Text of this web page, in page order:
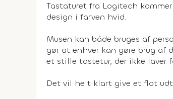
Tastaturet fra Logitech
design i farven hvid.
Musen kan både bruges af
gør at enhver kan gøre brug af
et stille tastetur, der ikke laver
Det vil helt klart give et flot